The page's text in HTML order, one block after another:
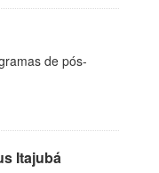
de pós-
Itajubá